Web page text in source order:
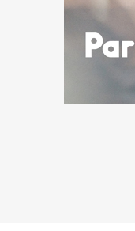
中大概推估出实
没能把流行歌手化
应有的紧密结棍的
说明里，记录了音